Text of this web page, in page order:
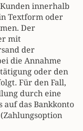
innerhalb
Textform oder
Der
mit
der
die Annahme
oder den
Für den Fall,
durch eine
auf das Bankkonto